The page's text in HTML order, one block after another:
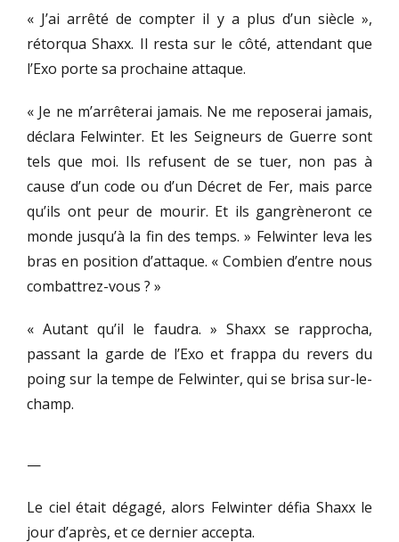
« J’ai arrêté de compter il y a plus d’un siècle »,
rétorqua Shaxx. Il resta sur le côté, attendant que
l’Exo porte sa prochaine attaque.
« Je ne m’arrêterai jamais. Ne me reposerai jamais,
déclara Felwinter. Et les Seigneurs de Guerre sont
tels que moi. Ils refusent de se tuer, non pas à
cause d’un code ou d’un Décret de Fer, mais parce
qu’ils ont peur de mourir. Et ils gangrèneront ce
monde jusqu’à la fin des temps. » Felwinter leva les
bras en position d’attaque. « Combien d’entre nous
combattrez-vous ? »
« Autant qu’il le faudra. » Shaxx se rapprocha,
passant la garde de l’Exo et frappa du revers du
poing sur la tempe de Felwinter, qui se brisa sur-le-
champ.
—
Le ciel était dégagé, alors Felwinter défia Shaxx le
jour d’après, et ce dernier accepta.